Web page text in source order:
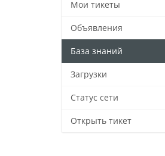
Мои тикеты
Объявления
База знаний
Загрузки
Статус сети
Открыть тикет